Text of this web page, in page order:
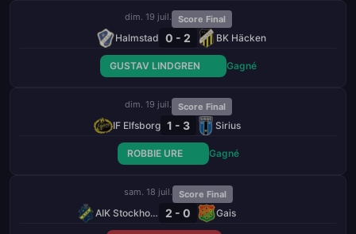
dim. 19 juil. Score Final
Halmstad 0 - 2 BK Häcken
GUSTAV LINDGREN Gagné
dim. 19 juil. Score Final
IF Elfsborg 1 - 3 Sirius
ROBBIE URE Gagné
sam. 18 juil. Score Final
AIK Stockholm 2 - 0 Gais